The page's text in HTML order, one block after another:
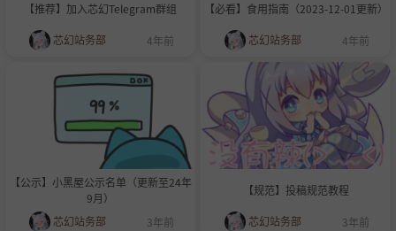
【推荐】加入芯幻Telegram群组
芯幻站务部 4年前
【必看】食用指南（2023-12-01更新）
芯幻站务部 4年前
【公示】小黑屋公示名单（更新至24年
9月）
芯幻站务部
3年前
【规范】投稿规范教程
芯幻站务部 3年前